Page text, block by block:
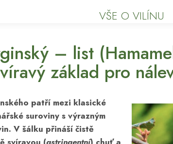
VŠE O VILÍNU
– list
základ pro
patří mezi klasické
suroviny s výrazným
V šálku přináší čistě